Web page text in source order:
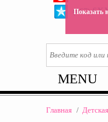
(067)
Показать
MENU
Главная /